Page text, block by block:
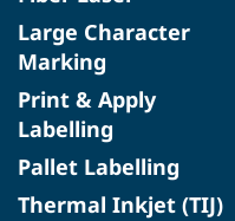
Large Character
Marking
Print & Apply
Labelling
Pallet Labelling
Thermal Inkjet (TIJ)